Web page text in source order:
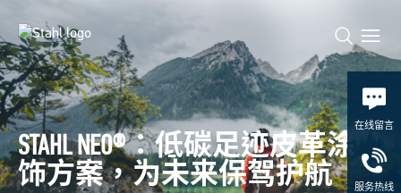
在线留言
服务热线
STAHL NEO®：低碳足迹皮革涂
饰方案，为未来保驾护航